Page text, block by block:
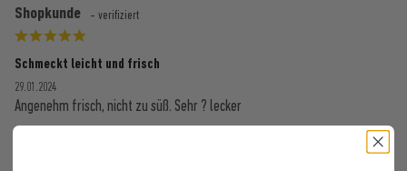
Shopkunde - verifiziert
Schmeckt leicht und frisch
29.01.2024
Angenehm frisch, nicht zu süß. Sehr ? lecker